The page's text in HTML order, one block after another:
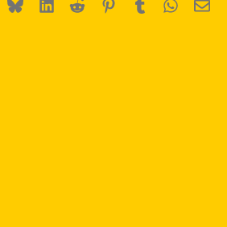
BlueskyLinkedIn
Reddit Pinterest
Tumblr